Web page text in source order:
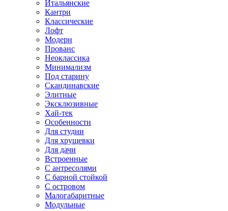
Итальянские
Кантри
Классические
Лофт
Модерн
Прованс
Неоклассика
Минимализм
Под старину
Скандинавские
Элитные
Эксклюзивные
Хай-тек
Особенности
Для студии
Для хрущевки
Для дачи
Встроенные
С антресолями
С барной стойкой
С островом
Малогабаритные
Модульные